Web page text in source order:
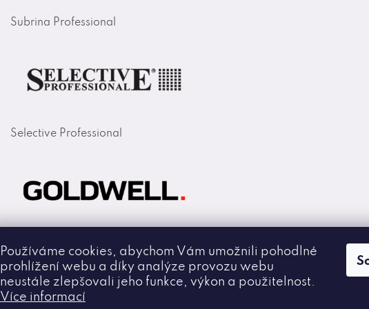
Používáme cookies, abychom Vám umožnili pohodlné
prohlížení webu a díky analýze provozu webu
neustále zlepšovali jeho funkce, výkon a použitelnost.
Více informací
Subrina Professional
Selective Professional
Goldwell